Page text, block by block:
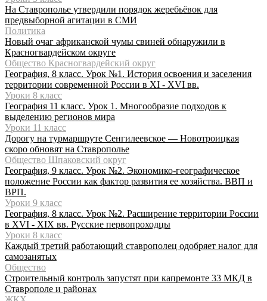
На Ставрополье утвердили порядок жеребьёвок для
предвыборной агитации в СМИ
Политика
Новый очаг африканской чумы свиней обнаружили в
Красногвардейском округе
Общество Красногвардейский округ
География, 8 класс. Урок №1. История освоения и заселения
территории современной России в XI - XVI вв.
Уроки 8 класс
География 11 класс. Урок 1. Многообразие подходов к
выделению регионов мира
Уроки 11 класс
Дорогу на турмаршруте Сенгилеевское — Новотроицкая
скоро обновят на Ставрополье
Общество Шпаковский округ
География, 9 класс. Урок №2. Экономико-географическое
положение России как фактор развития ее хозяйства. ВВП и
ВРП.
Уроки 9 класс
География, 8 класс. Урок №2. Расширение территории России
в XVI - XIX вв. Русские первопроходцы
Уроки 8 класс
Каждый третий работающий ставрополец одобряет налог для
самозанятых
Общество
Строительный контроль запустят при капремонте 33 МКД в
Ставрополе и районах